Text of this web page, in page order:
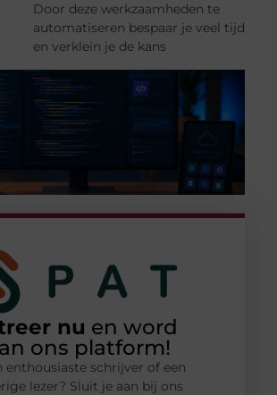
Door deze werkzaamheden te
automatiseren bespaar je veel tijd
en verklein je de kans
nu en word
ons platform!
enthousiaste schrijver of een
lezer? Sluit je aan bij ons